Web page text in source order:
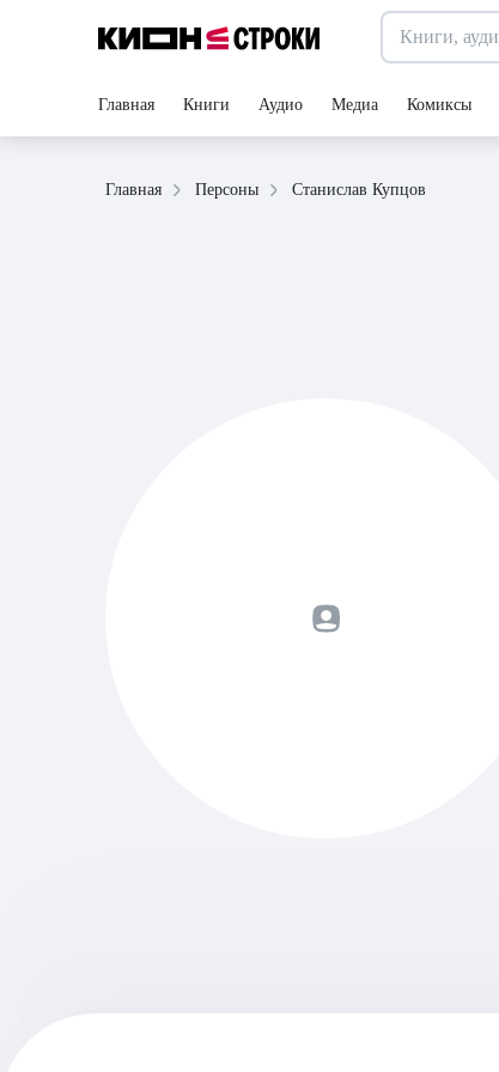
Главная Книги Аудио Медиа Комиксы
Главная Персоны Станислав Купцов